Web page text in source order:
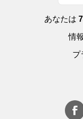
あなたは
情
プ